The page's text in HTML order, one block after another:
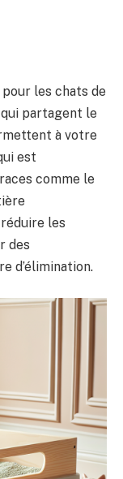
les chats de
partagent le
à votre
est
comme le
les
des
d’élimination.